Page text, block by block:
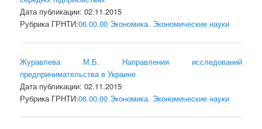
Дата публикации: 02.11.2015
Рубрика ГРНТИ:06.00.00 Экономика. Экономические науки
Журавлева М.Б. Направления исследований
предпринимательства в Украине
Дата публикации: 02.11.2015
Рубрика ГРНТИ:06.00.00 Экономика. Экономические науки